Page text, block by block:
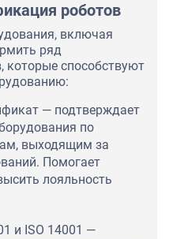
роботов
включая
ряд
которые способствуют
— подтверждает
по
выходящим за
Помогает
лояльность
и ISO 14001 —